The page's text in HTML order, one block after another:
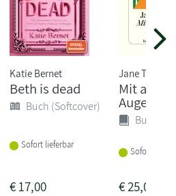
Katie Bernet
Beth is dead
Buch (Softcover)
Sofort lieferbar
€17,00
Jane Tara
Mit
Augen
Buch
Sofort
€25,00